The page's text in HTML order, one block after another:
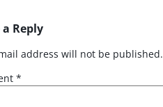
a Reply
address will not be published.
*